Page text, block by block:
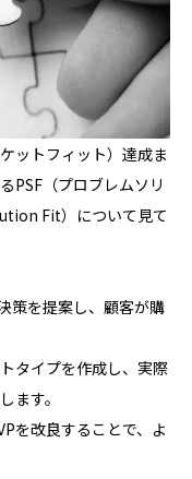
ットフィット）達成ま
PSF（プロブレムソリ
Fit）について見て
策を提案し、顧客が購
タイプを作成し、実際
ます。
を改良することで、よ